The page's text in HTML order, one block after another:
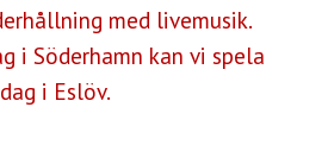
med livemusik.
i Söderhamn kan vi spela
i Eslöv.